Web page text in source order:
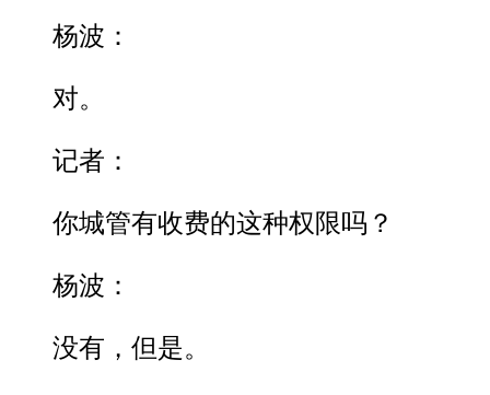
杨波：
对。
记者：
你城管有收费的这种权限吗？
杨波：
没有，但是。